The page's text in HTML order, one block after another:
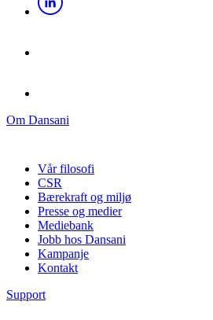
Om Dansani
Vår filosofi
CSR
Bærekraft og miljø
Presse og medier
Mediebank
Jobb hos Dansani
Kampanje
Kontakt
Support